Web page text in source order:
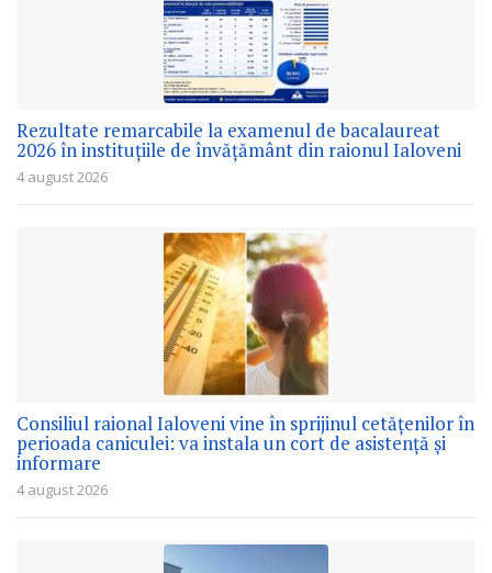
Rezultate remarcabile la examenul de bacalaureat
2026 în instituțiile de învățământ din raionul Ialoveni
4 august 2026
Consiliul raional Ialoveni vine în sprijinul cetățenilor în
perioada caniculei: va instala un cort de asistență și
informare
4 august 2026